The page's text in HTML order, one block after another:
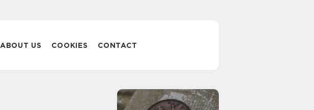
ABOUT US COOKIES CONTACT